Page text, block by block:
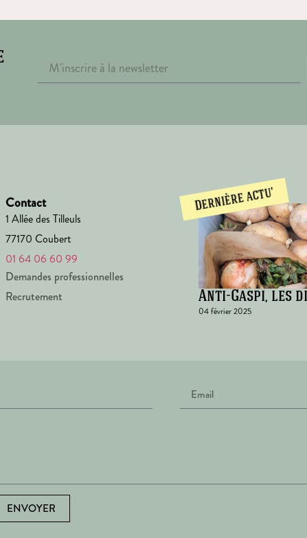
Contact
1 Allée des Tilleuls
77170 Coubert
01 64 06 60 99
Demandes professionnelles
Recrutement
Anti-Gaspi, les
04 février 2025
Dernière actu'
ENVOYER